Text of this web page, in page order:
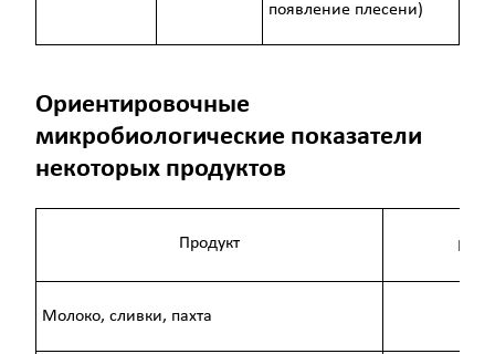
появление плесени)
Ориентировочные
микробиологические показатели
некоторых продуктов
Продукт
Молоко, сливки, пахта